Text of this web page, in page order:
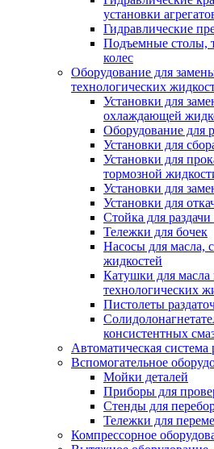
установки
Гидравлические
Подъемные столы,
колес
Оборудование для
технологических
Установки для
охлаждающей
Оборудование для
Установки для
Установки для
тормозной
Установки для
Установки для
Стойка для раздачи
Тележки для бочек
Насосы для масла,
жидкостей
Катушки для масла
технологических
Пистолеты
консистентных
Автоматическая система
Вспомогательное
Мойки деталей
Приборы для
Стенды для
Тележки для
Компрессорное